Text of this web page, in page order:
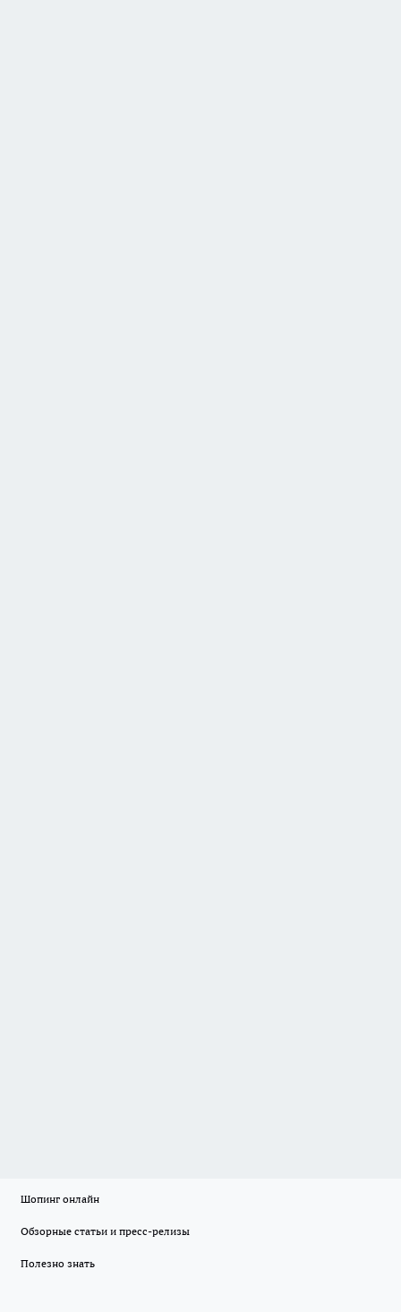
Шопинг онлайн
Обзорные статьи и пресс-релизы
Полезно знать